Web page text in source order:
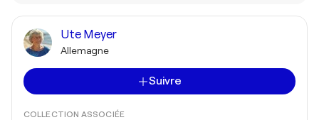
Ute Meyer
Allemagne
Suivre
COLLECTION ASSOCIÉE